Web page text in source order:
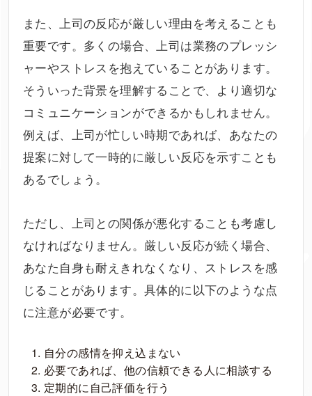
また、上司の反応が厳しい理由を考えることも
重要です。多くの場合、上司は業務のプレッシ
ャーやストレスを抱えていることがあります。
そういった背景を理解することで、より適切な
コミュニケーションができるかもしれません。
例えば、上司が忙しい時期であれば、あなたの
提案に対して一時的に厳しい反応を示すことも
あるでしょう。
ただし、上司との関係が悪化することも考慮し
なければなりません。厳しい反応が続く場合、
あなた自身も耐えきれなくなり、ストレスを感
じることがあります。具体的に以下のような点
に注意が必要です。
自分の感情を抑え込まない
必要であれば、他の信頼できる人に相談する
定期的に自己評価を行う